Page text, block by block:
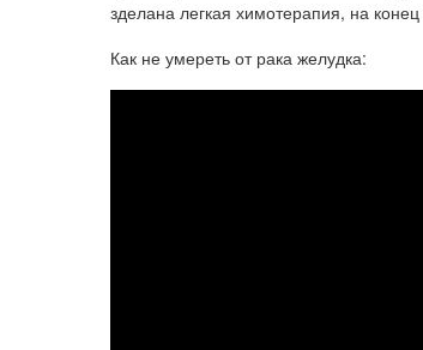
зделана легкая химотерапия, на
Как не умереть от рака желудка: